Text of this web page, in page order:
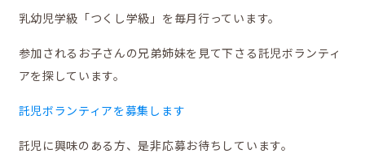
鼎地区の魅力
乳幼児学級「つくし学級」を毎月行っています。
参加されるお子さんの兄弟姉妹を見て下さる託児ボランティ
アを探しています。
託児ボランティアを募集します
託児に興味のある方、是非応募お待ちしています。